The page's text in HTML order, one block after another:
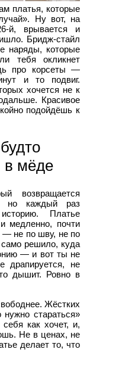
платья, которые
Ну вот, на
й, врывается и
Бридж-стайл
наряды, которые
тебя окликнет
про корсеты —
и то подвиг.
хочется не к
Красивое
подойдёшь к
в мёде
возвращается
но каждый раз
Платье
медленно, почти
— не по шву, не по
решило, куда
— и вот ты не
драпируется, не
дышит. Ровно в
Жёстких
стараться»
как хочет, и,
Не в ценах, не
делает то, что